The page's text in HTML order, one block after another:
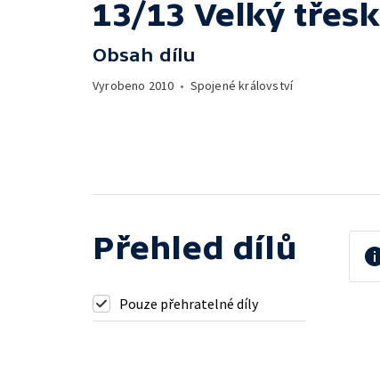
13/13 Velký třesk
Obsah dílu
Vyrobeno 2010 • Spojené království
Přehled dílů
Pouze přehratelné díly